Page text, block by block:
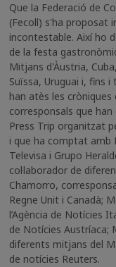
Que la Federació de
(Fecoll) s'ha proposat
incontestable. Així ho
de la festa
Mitjans d'Àustria,
Suïssa, Uruguai i, fins
han atès les
corresponsals que
Press Trip organitzat
i que ha comptat amb
Televisa i Grupo
col·laborador de
Chamorro,
Regne Unit i Canadà;
l’Agència de Notícies
de Notícies Austríaca;
diferents mitjans del
de notícies Reuters.